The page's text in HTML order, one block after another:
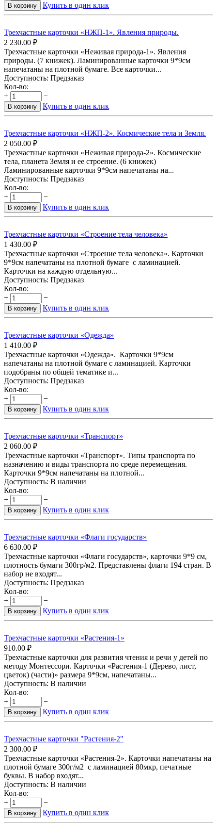
В корзину Купить в один клик
Трехчастные карточки «НЖП-1». Явления природы.
2 230.00 ₽
Трехчастные карточки «Неживая природа-1». Явления
природы. (7 книжек). Ламинированные карточки 9*9см
напечатаны на плотной бумаге. Все карточки...
Доступность: Предзаказ
Кол-во:
+
−
В корзину Купить в один клик
Трехчастные карточки «НЖП-2». Космические тела и Земля.
2 050.00 ₽
Трехчастные карточки «Неживая природа-2». Космические
тела, планета Земля и ее строение. (6 книжек)
Ламинированные карточки 9*9см напечатаны на...
Доступность: Предзаказ
Кол-во:
+
−
В корзину Купить в один клик
Трехчастные карточки «Строение тела человека»
1 430.00 ₽
Трехчастные карточки «Строение тела человека». Карточки
9*9см напечатаны на плотной бумаге с ламинацией.
Карточки на каждую отдельную...
Доступность: Предзаказ
Кол-во:
+
−
В корзину Купить в один клик
Трехчастные карточки «Одежда»
1 410.00 ₽
Трехчастные карточки «Одежда». Карточки 9*9см
напечатаны на плотной бумаге с ламинацией. Карточки
подобраны по общей тематике и...
Доступность: Предзаказ
Кол-во:
+
−
В корзину Купить в один клик
Трехчастные карточки «Транспорт»
2 060.00 ₽
Трехчастные карточки «Транспорт». Типы транспорта по
назначению и виды транспорта по среде перемещения.
Карточки 9*9см напечатаны на плотной...
Доступность: В наличии
Кол-во:
+
−
В корзину Купить в один клик
Трехчастные карточки «Флаги государств»
6 630.00 ₽
Трехчастные карточки «Флаги государств», карточки 9*9 см,
плотность бумаги 300гр/м2. Представлены флаги 194 стран. В
набор не входят...
Доступность: Предзаказ
Кол-во:
+
−
В корзину Купить в один клик
Трехчастные карточки «Растения-1»
910.00 ₽
Трехчастные карточки для развития чтения и речи у детей по
методу Монтессори. Карточки «Растения-1 (Дерево, лист,
цветок) (части)» размера 9*9см, напечатаны...
Доступность: В наличии
Кол-во:
+
−
В корзину Купить в один клик
Трехчастные карточки "Растения-2"
2 300.00 ₽
Трехчастные карточки «Растения-2». Карточки напечатаны на
плотной бумаге 300г/м2 с ламинацией 80мкр, печатные
буквы. В набор входят...
Доступность: В наличии
Кол-во:
+
−
В корзину Купить в один клик